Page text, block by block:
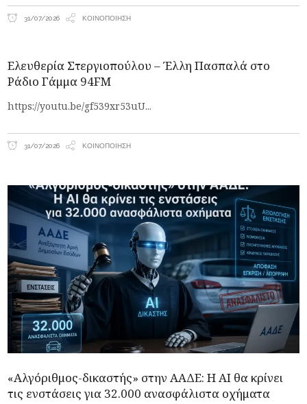
31/07/2026 ΚΟΙΝΟΠΟΊΗΣΗ
Ελευθερία Στεργιοπούλου – Έλλη Πασπαλά στο
Ράδιο Γάμμα 94FM
https://youtu.be/gf539xr53uU
31/07/2026 ΚΟΙΝΟΠΟΊΗΣΗ
«Αλγόριθμος-δικαστής» στην ΑΑΔΕ: Η AI θα κρίνει
τις ενστάσεις για 32.000 ανασφάλιστα οχήματα